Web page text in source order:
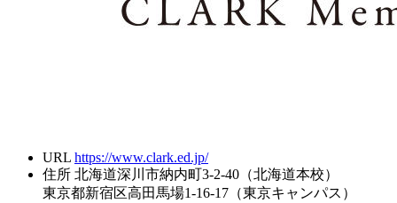
URL https://www.clark.ed.jp/
住所 北海道深川市納内町3-2-40（北海道本校）
東京都新宿区高田馬場1-16-17（東京キャンパス）